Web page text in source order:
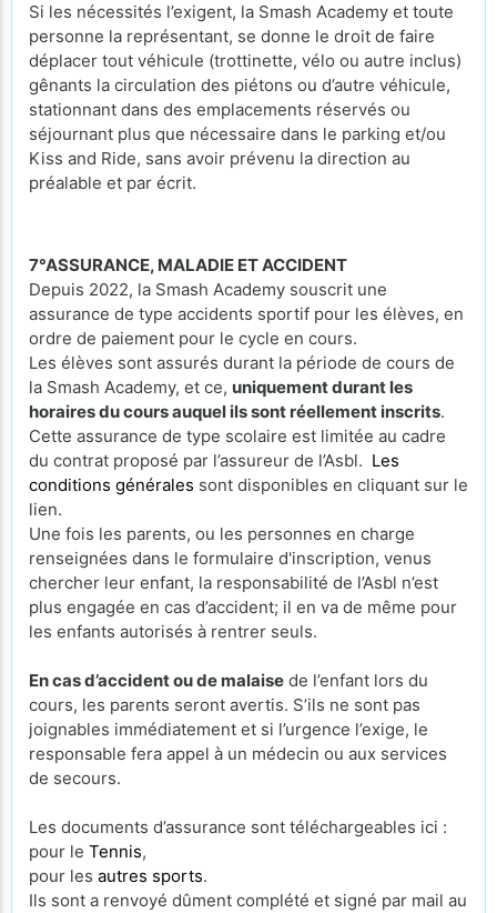
Si les nécessités l’exigent, la Smash Academy et toute
personne la représentant, se donne le droit de faire
déplacer tout véhicule (trottinette, vélo ou autre inclus)
gênants la circulation des piétons ou d’autre véhicule,
stationnant dans des emplacements réservés ou
séjournant plus que nécessaire dans le parking et/ou
Kiss and Ride, sans avoir prévenu la direction au
préalable et par écrit.
7°ASSURANCE, MALADIE ET ACCIDENT
Depuis 2022, la Smash Academy souscrit une
assurance de type accidents sportif pour les élèves, en
ordre de paiement pour le cycle en cours.
Les élèves sont assurés durant la période de cours de
la Smash Academy, et ce, uniquement durant les
horaires du cours auquel ils sont réellement inscrits.
Cette assurance de type scolaire est limitée au cadre
du contrat proposé par l’assureur de l’Asbl. Les
conditions générales sont disponibles en cliquant sur le
lien.
Une fois les parents, ou les personnes en charge
renseignées dans le formulaire d'inscription, venus
chercher leur enfant, la responsabilité de l’Asbl n’est
plus engagée en cas d’accident; il en va de même pour
les enfants autorisés à rentrer seuls.
En cas d’accident ou de malaise de l’enfant lors du
cours, les parents seront avertis. S’ils ne sont pas
joignables immédiatement et si l’urgence l’exige, le
responsable fera appel à un médecin ou aux services
de secours.
Les documents d’assurance sont téléchargeables ici :
pour le Tennis,
pour les autres sports.
Ils sont a renvoyé dûment complété et signé par mail au